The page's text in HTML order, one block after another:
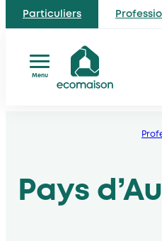
Particuliers
Menu
Pays